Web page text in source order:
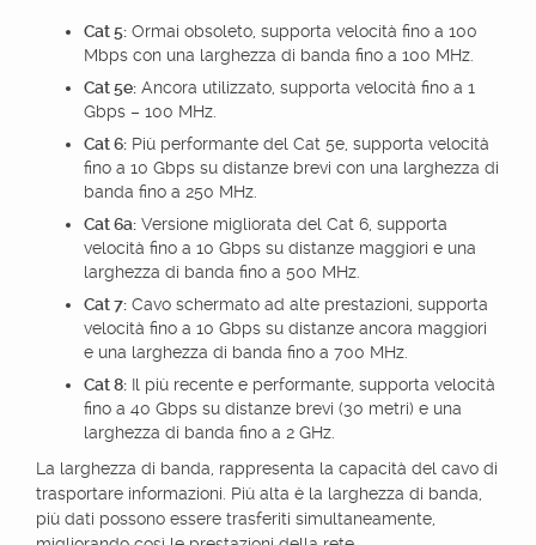
Cat 5: Ormai obsoleto, supporta velocità fino a 100
Mbps con una larghezza di banda fino a 100 MHz.
Cat 5e: Ancora utilizzato, supporta velocità fino a 1
Gbps – 100 MHz.
Cat 6: Più performante del Cat 5e, supporta velocità
fino a 10 Gbps su distanze brevi con una larghezza di
banda fino a 250 MHz.
Cat 6a: Versione migliorata del Cat 6, supporta
velocità fino a 10 Gbps su distanze maggiori e una
larghezza di banda fino a 500 MHz.
Cat 7: Cavo schermato ad alte prestazioni, supporta
velocità fino a 10 Gbps su distanze ancora maggiori
e una larghezza di banda fino a 700 MHz.
Cat 8: Il più recente e performante, supporta velocità
fino a 40 Gbps su distanze brevi (30 metri) e una
larghezza di banda fino a 2 GHz.
La larghezza di banda, rappresenta la capacità del cavo di
trasportare informazioni. Più alta è la larghezza di banda,
più dati possono essere trasferiti simultaneamente,